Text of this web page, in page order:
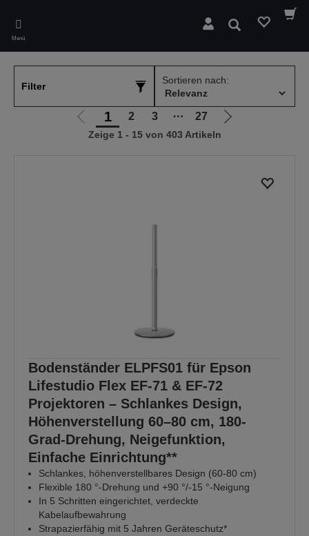
main
content
Menü
Suchen
Filter
Sortieren nach:
Zur
vorherigen
1 2 3 ⋯ 27
Zur
Zeige 1 - 15 von 403 Artikeln
Bodenständer ELPFS01 für Epson
Lifestudio Flex EF-71 & EF-72
Projektoren – Schlankes Design,
Höhenverstellung 60–80 cm, 180-
Grad-Drehung, Neigefunktion,
Einfache Einrichtung**
Schlankes, höhenverstellbares Design (60-80 cm)
Flexible 180 °-Drehung und +90 °/-15 °-Neigung
In 5 Schritten eingerichtet, verdeckte
Kabelaufbewahrung
Strapazierfähig mit 5 Jahren Geräteschutz*